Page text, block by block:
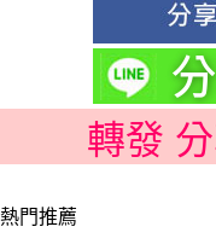
轉發
熱門推薦